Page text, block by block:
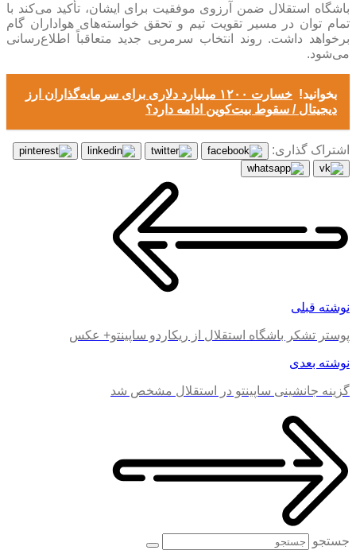
باشگاه استقلال ضمن آرزوی موفقیت برای ایشان، تأکید می‌کند با
تمام توان در مسیر تقویت تیم و تحقق خواسته‌های هواداران گام
برخواهد داشت. روند انتخاب سرمربی جدید متعاقباً اطلاع‌رسانی
می‌شود.
بخوانید!
خسارت ۱۲۰۰ میلیارد دلاری برای سرمایه‌گذاران ارز
دیجیتال / سقوط بیت‌کوین ادامه دارد؟
اشتراک گذاری:
نوشته قبلی
پوستر تشکر باشگاه استقلال از ریکاردو ساپینتو+ عکس
نوشته بعدی
گزینه جانشینی ساپینتو در استقلال مشخص شد
جستجو